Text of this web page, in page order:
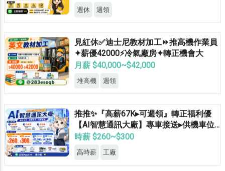
週休 週領
見紅休✅迪士尼教材加工⏩推高機作業員
✦薪優42000⚡冷氣廠房✦轉正機會大
月薪 $40,000~$42,000
堆高機 週領
推推✨『高薪67K▸可週領』轉正福利優
【AI智慧通訊大廠】專車接送▸供機車位▸
餐費補助▸立即上班
時薪 $260~$300
高時薪 工廠